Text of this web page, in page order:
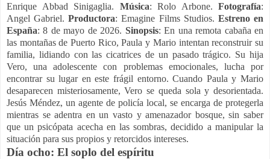
Enrique Abbad Sinigaglia. Música: Rolo Arbone. Fotografía:
Angel Gabriel.Productora: Emagine Films Studios. Estreno en
España: 8 de mayo de 2026. Sinopsis: En una remota cabaña en
las montañas de Puerto Rico, Paula y Mario intentan reconstruir su
familia, lidiando con las cicatrices de un pasado trágico. Su hija
Vero, una adolescente con problemas emocionales, lucha por
encontrar su lugar en este frágil entorno. Cuando Paula y Mario
desaparecen misteriosamente, Vero se queda sola y desorientada.
Jesús Méndez, un agente de policía local, se encarga de protegerla
mientras se adentra en un vasto y amenazador bosque, sin saber
que un psicópata acecha en las sombras, decidido a manipular la
situación para sus propios y retorcidos intereses.
Día ocho: El soplo del espíritu